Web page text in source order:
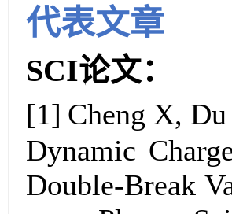
代表文章
SCI论文：
[1] Cheng X, Du
Dynamic
Double-Break